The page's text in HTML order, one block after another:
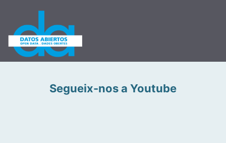
Segueix-nos a Youtube